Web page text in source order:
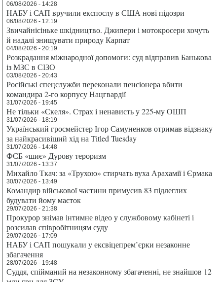
06/08/2026 - 14:28
НАБУ і САП вручили експослу в США нові підозри
06/08/2026 - 12:19
Звичайнісіньке шкідництво. Джипери і мотокросери хочуть
й надалі знищувати природу Карпат
04/08/2026 - 20:19
Розкрадання міжнародної допомоги: суд відправив Банькова
із МЗС в СІЗО
03/08/2026 - 20:43
Російські спецслужби переконали пенсіонера вбити
командира 2-го корпусу Нацгвардії
31/07/2026 - 19:45
Не тільки «Скеля». Страх і ненависть у 225-му ОШП
31/07/2026 - 18:19
Український гросмейстер Ігор Самуненков отримав відзнаку
за найкрасивіший хід на Titled Tuesday
31/07/2026 - 14:48
ФСБ «шиє» Дурову тероризм
31/07/2026 - 13:37
Михайло Ткач: за «Трухою» стирчать вуха Арахамії і Єрмака
30/07/2026 - 13:49
Командир військової частини примусив 83 підлеглих
будувати йому маєток
29/07/2026 - 21:38
Прокурор знімав інтимне відео у службовому кабінеті і
розсилав співробітницям суду
29/07/2026 - 17:09
НАБУ і САП пошукали у ексвіцепрем’єрки незаконне
збагачення
28/07/2026 - 19:48
Суддя, спійманий на незаконному збагаченні, не знайшов 12